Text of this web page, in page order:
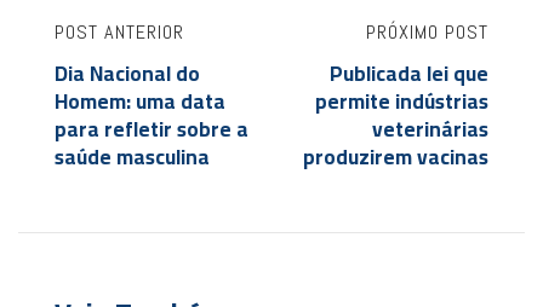
POST ANTERIOR
Dia Nacional do
Homem: uma data
para refletir sobre a
saúde masculina
PRÓXIMO POST
Publicada lei que
permite indústrias
veterinárias
produzirem vacinas